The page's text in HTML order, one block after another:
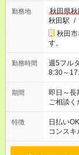
勤務地
秋田県
秋田駅 /
秋田
す。
勤務時間
週5フルタイムが
8:30～
その他
ご希望を
期間
即日～
ご相談く
特徴 日払いOK
コンスキ